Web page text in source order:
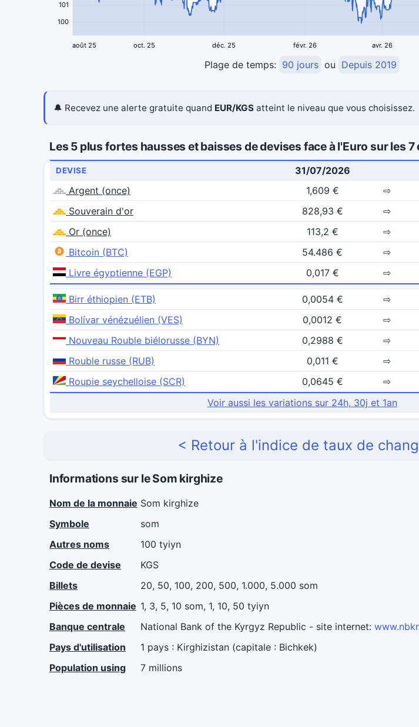
100
101
août 25 oct. 25 déc. 25 févr. 26 avr. 26
Plage de temps: 90 jours ou Depuis 2019
🔔 Recevez une alerte gratuite quand EUR/KGS atteint le niveau que vous choisissez.
Les 5 plus fortes hausses et baisses de devises face à l'Euro sur les
DEVISE 31/07/2026
Argent (once)
1,609 € ⇨
Souverain d'or 828,93 € ⇨
Or (once) 113,2 € ⇨
Bitcoin (BTC) 54.486 € ⇨
Livre égyptienne (EGP) 0,017 € ⇨
Birr éthiopien (ETB) 0,0054 € ⇨
Bolívar vénézuélien (VES) 0,0012 € ⇨
Nouveau Rouble biélorusse (BYN) 0,2988 € ⇨
Rouble russe (RUB) 0,011 € ⇨
Roupie seychelloise (SCR) 0,0645 € ⇨
Voir aussi les variations sur 24h, 30j et 1an
< Retour à l'indice de taux de
Informations sur le Som kirghize
Nom de la monnaie Som kirghize
Symbole
som
Autres noms
100 tyiyn
Code de devise
KGS
Billets
20, 50, 100, 200, 500, 1.000, 5.000 som
Pièces de monnaie 1, 3, 5, 10 som, 1, 10, 50 tyiyn
Banque centrale
National Bank of the Kyrgyz Republic - site internet:
Pays d'utilisation
1 pays : Kirghizistan (capitale : Bichkek)
Population using
7 millions